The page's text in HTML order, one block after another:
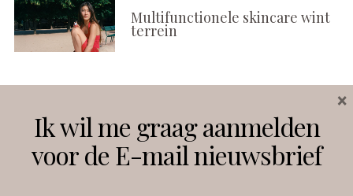
Multifunctionele skincare wint
terrein
Instagram Facebook
Ik wil me graag aanmelden
voor de E-mail nieuwsbrief
×